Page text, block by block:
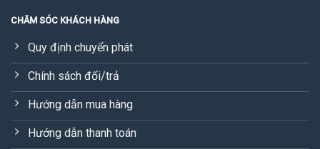
CHĂM SÓC KHÁCH HÀNG
Quy định chuyển phát
Chính sách đổi/trả
Hướng dẫn mua hàng
Hướng dẫn thanh toán